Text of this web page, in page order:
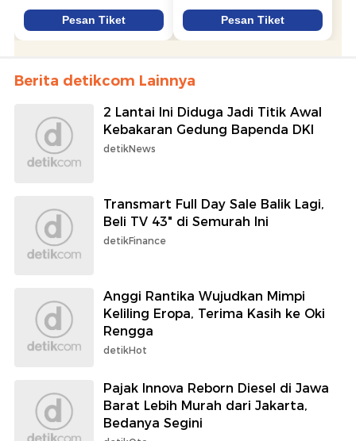
Berita detikcom Lainnya
2 Lantai Ini Diduga Jadi Titik Awal
Kebakaran Gedung Bapenda DKI
detikNews
Transmart Full Day Sale Balik Lagi,
Beli TV 43" di Semurah Ini
detikFinance
Anggi Rantika Wujudkan Mimpi
Keliling Eropa, Terima Kasih ke Oki
Rengga
detikHot
Pajak Innova Reborn Diesel di Jawa
Barat Lebih Murah dari Jakarta,
Bedanya Segini